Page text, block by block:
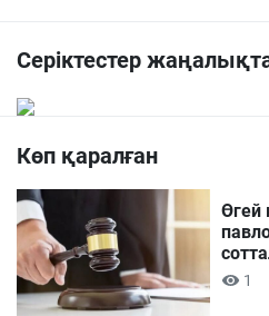
Серіктестер
Көп қаралған
Өгей
1